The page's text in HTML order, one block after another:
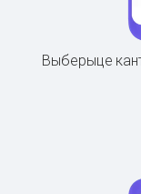
Выберыце